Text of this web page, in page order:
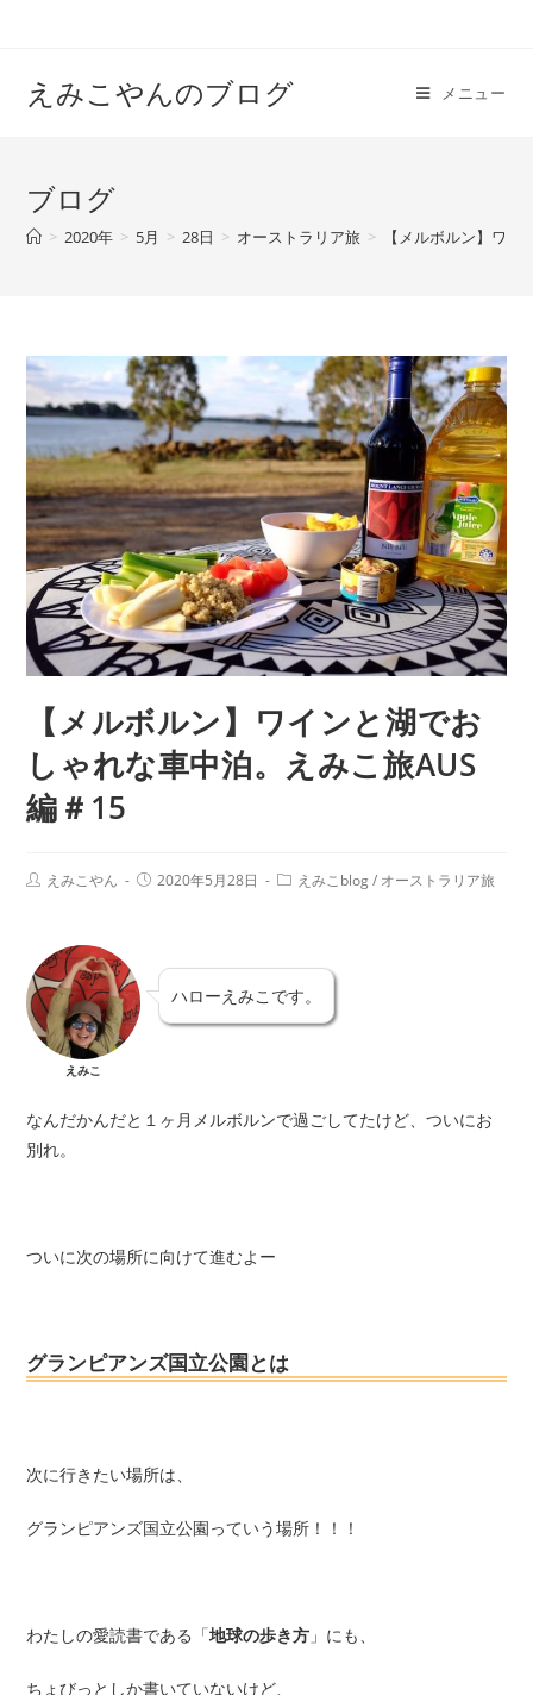
えみこやんのブログ メニュー
ブログ
> 2020年 > 5月 > 28日 > オーストラリア旅 > 【メルボルン】ワ
【メルボルン】ワインと湖でお
しゃれな車中泊。えみこ旅AUS
編＃15
えみこやん 2020年5月28日 えみこblog / オーストラリア旅
えみこ
ハローえみこです。
なんだかんだと１ヶ月メルボルンで過ごしてたけど、ついにお
別れ。
ついに次の場所に向けて進むよー
グランピアンズ国立公園とは
次に行きたい場所は、
グランピアンズ国立公園っていう場所！！！
わたしの愛読書である「地球の歩き方 」にも、
ちょびっとしか書いていないけど、